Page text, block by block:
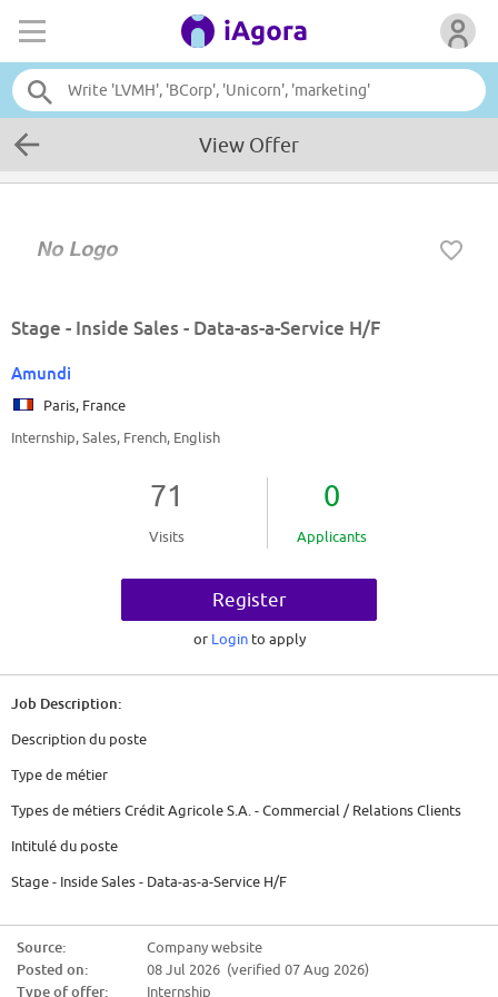
View Offer
Stage - Inside Sales - Data-as-a-Service H/F
Amundi
Paris, France
Internship, Sales, French, English
71
Visits
0
Applicants
Register
or Login to apply
Job Description:
Description du poste
Type de métier
Types de métiers Crédit Agricole S.A. - Commercial / Relations Clients
Intitulé du poste
Stage - Inside Sales - Data-as-a-Service H/F
Stage
Durée (en mois)
Source:
Company website
Posted on:
08 Jul 2026 (verified 07 Aug 2026)
Type of offer:
Internship